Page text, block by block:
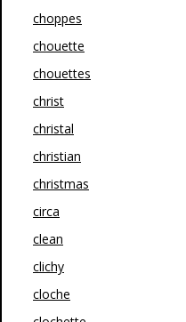
choppes
chouette
chouettes
christ
christal
christian
christmas
circa
clean
clichy
cloche